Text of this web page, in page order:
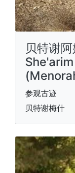
贝特谢
参观古迹
贝特谢梅什